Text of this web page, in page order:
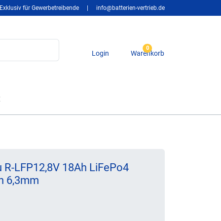
Exklusiv für Gewerbetreibende info@batterien-vertrieb.de
Login
0
Warenkorb
R-LFP12,8V 18Ah LiFePo4
6,3mm